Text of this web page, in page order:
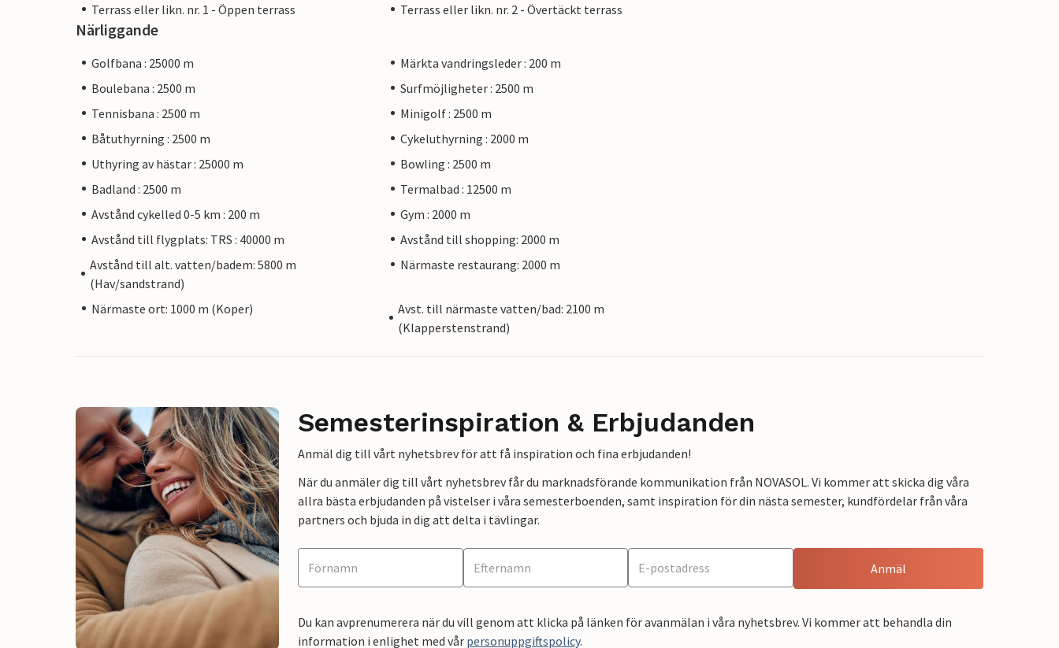
Terrass eller likn. nr. 1 - Öppen terrass
Terrass eller likn. nr. 2 - Övertäckt terrass
Närliggande
Golfbana : 25000 m
Märkta vandringsleder : 200 m
Boulebana : 2500 m
Surfmöjligheter : 2500 m
Tennisbana : 2500 m
Minigolf : 2500 m
Båtuthyrning : 2500 m
Cykeluthyrning : 2000 m
Uthyring av hästar : 25000 m
Bowling : 2500 m
Badland : 2500 m
Termalbad : 12500 m
Avstånd cykelled 0-5 km : 200 m
Gym : 2000 m
Avstånd till flygplats: TRS : 40000 m
Avstånd till shopping: 2000 m
Avstånd till alt. vatten/badem: 5800 m
(Hav/sandstrand)
Närmaste restaurang: 2000 m
Närmaste ort: 1000 m (Koper)
Avst. till närmaste vatten/bad: 2100 m
(Klapperstenstrand)
Semesterinspiration & Erbjudanden
Anmäl dig till vårt nyhetsbrev för att få inspiration och fina erbjudanden!
När du anmäler dig till vårt nyhetsbrev får du marknadsförande kommunikation från NOVASOL. Vi kommer att skicka dig våra
allra bästa erbjudanden på vistelser i våra semesterboenden, samt inspiration för din nästa semester, kundfördelar från våra
partners och bjuda in dig att delta i tävlingar.
Anmäl
Du kan avprenumerera när du vill genom att klicka på länken för avanmälan i våra nyhetsbrev. Vi kommer att behandla din
information i enlighet med vår personuppgiftspolicy.